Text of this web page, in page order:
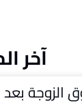
آخر
الزوجة